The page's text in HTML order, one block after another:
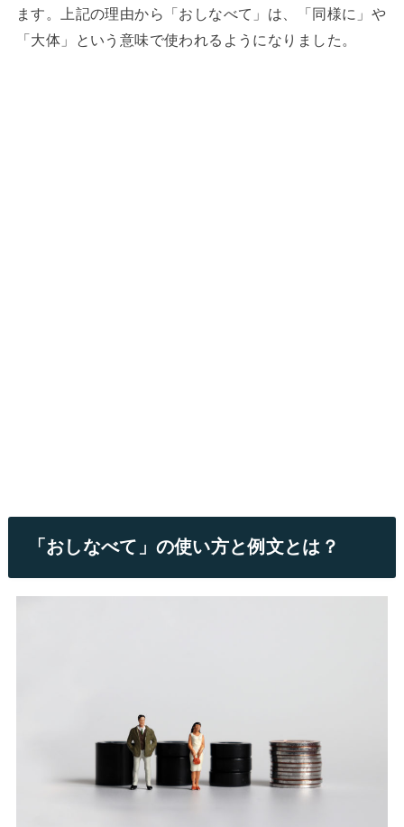
ます。上記の理由から「おしなべて」は、「同様に」や
「大体」という意味で使われるようになりました。
「おしなべて」の使い方と例文とは？